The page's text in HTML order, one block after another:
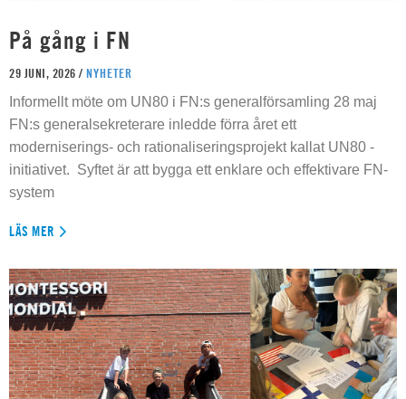
På gång i FN
29 JUNI, 2026 / NYHETER
Informellt möte om UN80 i FN:s generalförsamling 28 maj
FN:s generalsekreterare inledde förra året ett
moderniserings- och rationaliseringsprojekt kallat UN80 -
initiativet. Syftet är att bygga ett enklare och effektivare FN-
system
LÄS MER